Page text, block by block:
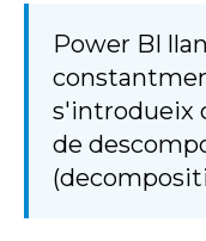
Power BI
s'introdueix
de